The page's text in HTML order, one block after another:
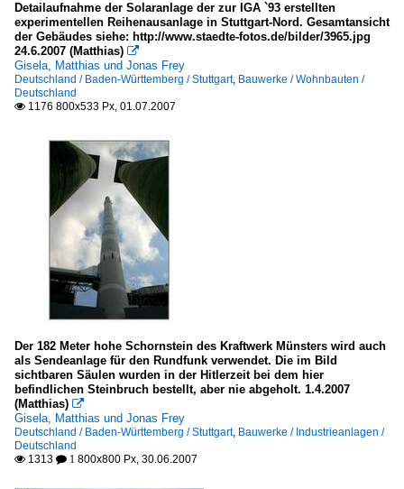
Detailaufnahme der Solaranlage der zur IGA `93 erstellten
experimentellen Reihenausanlage in Stuttgart-Nord. Gesamtansicht
der Gebäudes siehe: http://www.staedte-fotos.de/bilder/3965.jpg
24.6.2007 (Matthias) 
Gisela, Matthias und Jonas Frey
Deutschland / Baden-Württemberg / Stuttgart, Bauwerke / Wohnbauten /
Deutschland
 1176 800x533 Px, 01.07.2007
Der 182 Meter hohe Schornstein des Kraftwerk Münsters wird auch
als Sendeanlage für den Rundfunk verwendet. Die im Bild
sichtbaren Säulen wurden in der Hitlerzeit bei dem hier
befindlichen Steinbruch bestellt, aber nie abgeholt. 1.4.2007
(Matthias) 
Gisela, Matthias und Jonas Frey
Deutschland / Baden-Württemberg / Stuttgart, Bauwerke / Industrieanlagen /
Deutschland
 1313  1 800x800 Px, 30.06.2007